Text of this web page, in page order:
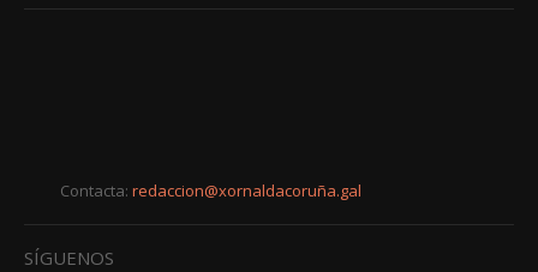
Contacta: redaccion@xornaldacoruña.gal
SÍGUENOS